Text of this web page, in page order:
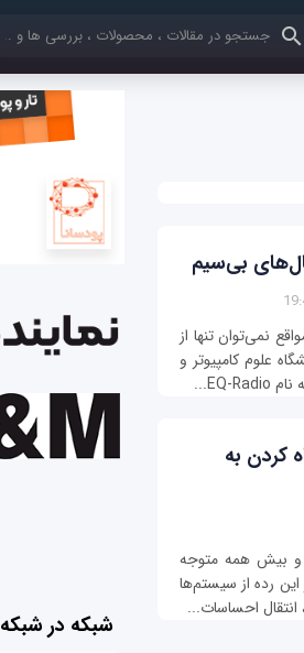
کلمات کلیدی خود را وارد کنید
بی‌سیم
نمی‌توان تنها از
علوم کامپیوتر و
کردن به
و بیش همه متوجه
رده از سیستم‌ها
احساسات...
شبکه در شبکه